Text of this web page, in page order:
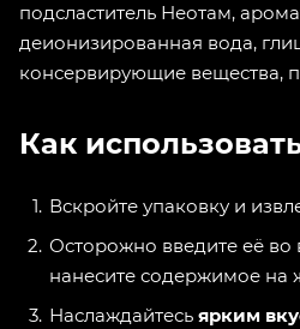
подсластитель Неотам,
деионизированная вода,
консервирующие вещества,
Как
Вскройте упаковку и
Осторожно введите её во
нанесите содержимое на
Наслаждайтесь ярким